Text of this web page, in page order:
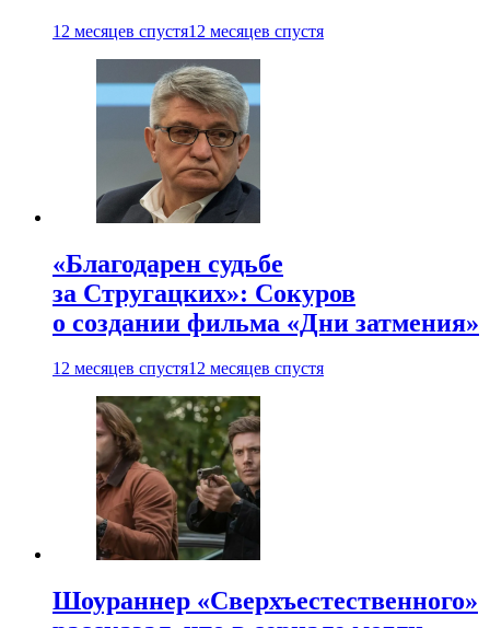
12 месяцев спустя12 месяцев спустя
«Благодарен судьбе
за Стругацких»: Сокуров
о создании фильма «Дни затмения»
12 месяцев спустя12 месяцев спустя
Шоураннер «Сверхъестественного»